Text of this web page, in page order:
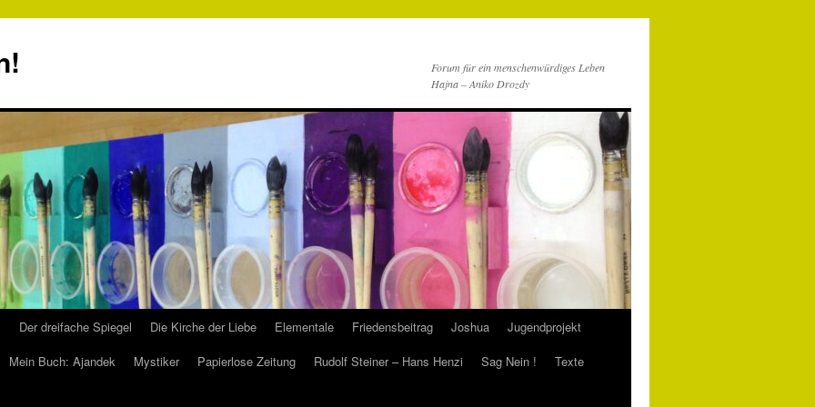
Forum für ein menschenwürdiges Leben
Hajna – Aniko Drozdy
Der dreifache Spiegel Die Kirche der Liebe Elementale Friedensbeitrag Joshua
Jugendprojekt
Mein Buch: Ajandek Mystiker Papierlose Zeitung Rudolf Steiner – Hans Henzi Sag Nein !
Texte